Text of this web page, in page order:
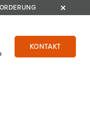
KONTAKT